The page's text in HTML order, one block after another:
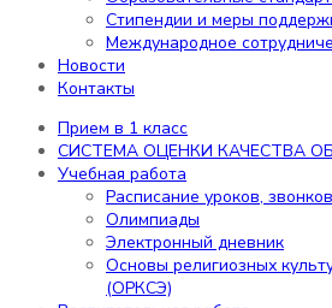
обучающихся
Организация питания
организации
Образовательные
требования
Стипендии и меры
обучающихся
Международное
Новости
Контакты
Содержание
Стипендии и меры
Международное
Новости
Контакты
Прием в 1 класс
СИСТЕМА ОЦЕНКИ КАЧЕСТВА
Учебная работа
Расписание уроков,
Олимпиады
Электронный дневник
Основы религиозных
(ОРКСЭ)